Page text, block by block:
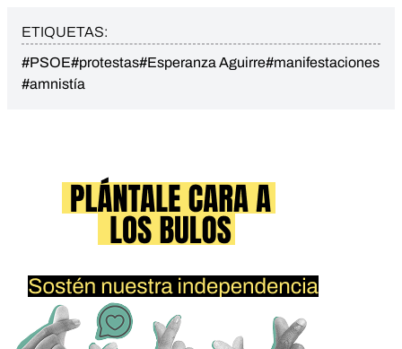
ETIQUETAS:
#PSOE#protestas#Esperanza Aguirre#manifestaciones
#amnistía